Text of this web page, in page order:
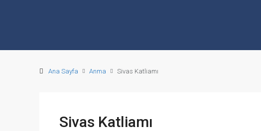
Ana Sayfa Anma Sivas Katliamı
Sivas Katliamı